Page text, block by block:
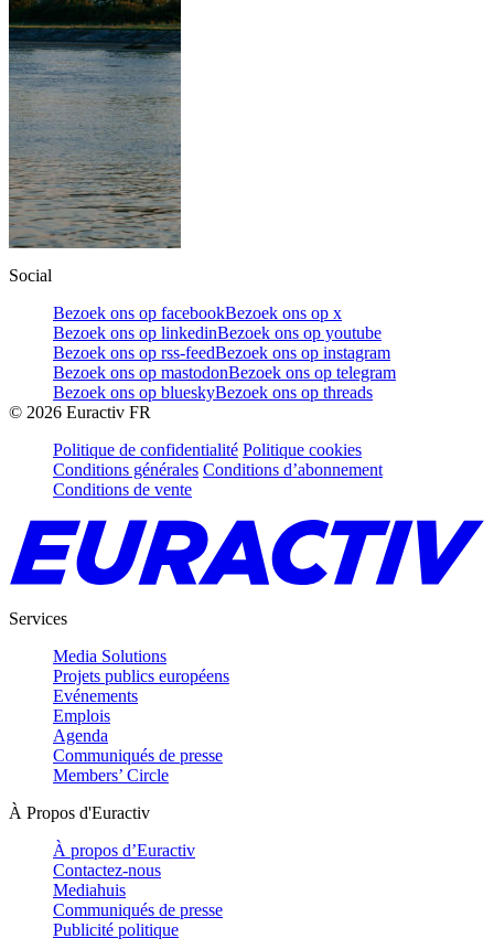
Social
Bezoek ons op facebookBezoek ons op x
Bezoek ons op linkedinBezoek ons op youtube
Bezoek ons op rss-feedBezoek ons op instagram
Bezoek ons op mastodonBezoek ons op telegram
Bezoek ons op blueskyBezoek ons op threads
© 2026 Euractiv FR
Politique de confidentialité Politique cookies
Conditions générales Conditions d’abonnement
Conditions de vente
Services
Media Solutions
Projets publics européens
Evénements
Emplois
Agenda
Communiqués de presse
Members’ Circle
À Propos d'Euractiv
À propos d’Euractiv
Contactez-nous
Mediahuis
Communiqués de presse
Publicité politique